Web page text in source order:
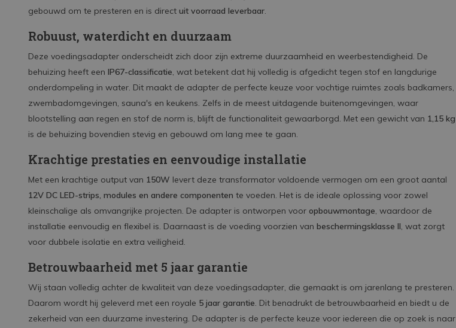
gebouwd om te presteren en is direct uit voorraad leverbaar.
Robuust, waterdicht en duurzaam
Deze voedingsadapter onderscheidt zich door zijn extreme duurzaamheid en weerbestendigheid. De
behuizing heeft een IP67-classificatie, wat betekent dat hij volledig is afgedicht tegen stof en langdurige
onderdompeling in water. Dit maakt de adapter de perfecte keuze voor vochtige ruimtes zoals badkamers,
zwembadomgevingen, sauna's en keukens. Zelfs in de meest uitdagende buitenomgevingen, waar
blootstelling aan regen en stof de norm is, blijft de functionaliteit gewaarborgd. Met een gewicht van 1,15 kg
is de behuizing bovendien stevig en gebouwd om lang mee te gaan.
Krachtige prestaties en eenvoudige installatie
Met een krachtige output van 150W levert deze transformator voldoende vermogen om een groot aantal
12V DC LED-strips, modules en andere componenten te voeden. Het is de ideale oplossing voor zowel
kleinschalige als omvangrijke projecten. De adapter is ontworpen voor opbouwmontage, waardoor de
installatie eenvoudig en flexibel is. Daarnaast is de voeding voorzien van beschermingsklasse II, wat zorgt
voor dubbele isolatie en extra veiligheid.
Betrouwbaarheid met 5 jaar garantie
Wij staan volledig achter de kwaliteit van deze voedingsadapter, die gemaakt is om jarenlang te presteren.
Daarom wordt hij geleverd met een royale 5 jaar garantie. Dit benadrukt de betrouwbaarheid en biedt u de
zekerheid van een duurzame investering. De adapter is de perfecte keuze voor iedereen die op zoek is naar